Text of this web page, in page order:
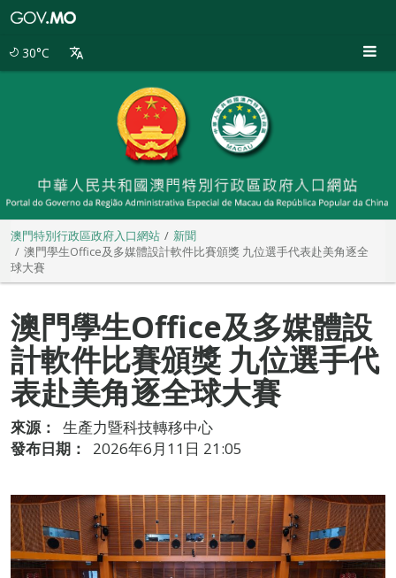
30°C
澳門特別行政區政府入口網站
新聞
澳門學生Office及多媒體設計軟件比賽頒獎 九位選手代表赴美角逐全
球大賽
澳門學生Office及多媒體設
計軟件比賽頒獎 九位選手代
表赴美角逐全球大賽
來源：
生產力暨科技轉移中心
發布日期：
2026年6月11日 21:05